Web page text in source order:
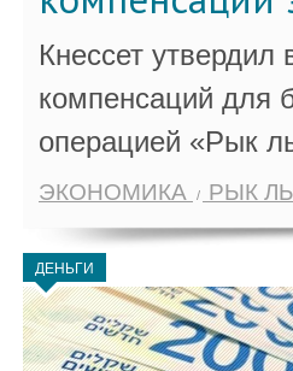
Кнессет утвердил
компенсаций для
операцией «Рык
ЭКОНОМИКА РЫК
ДЕНЬГИ